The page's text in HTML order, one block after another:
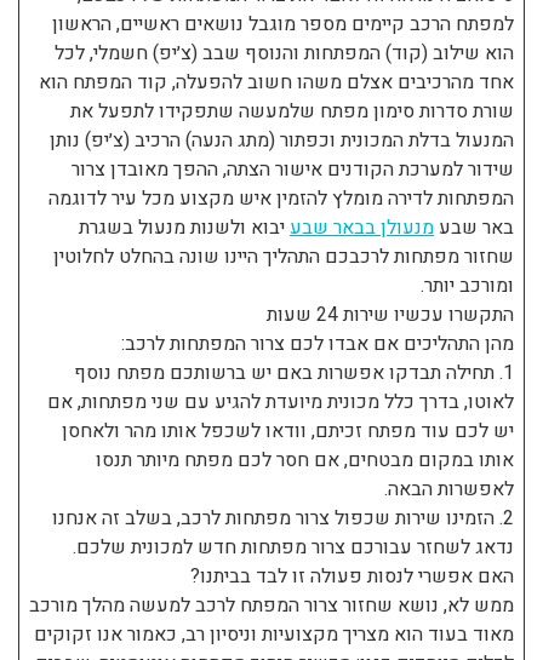
למפתח הרכב קיימים מספר מוגבל נושאים ראשיים, הראשון
הוא שילוב (קוד) המפתחות והנוסף שבב (צ׳יפ) חשמלי, לכל
אחד מהרכיבים אצלם משהו חשוב להפעלה, קוד המפתח הוא
שורת סדרות סימון מפתח שלמעשה שתפקידו לתפעל את
המנעול בדלת המכונית וכפתור (מתג הנעה) הרכיב (צ׳יפ) נותן
שידור למערכת הקודנים אישור הצתה, ההפך מאובדן צרור
המפתחות לדירה מומלץ להזמין איש מקצוע מכל עיר לדוגמה
באר שבע מנעולן בבאר שבעיבוא ולשנות מנעול בשגרת
שחזור מפתחות לרכבכם התהליך היינו שונה בהחלט לחלוטין
ומורכב יותר.
התקשרו עכשיו שירות 24 שעות
מהן התהליכים אם אבדו לכם צרור המפתחות לרכב:
1. תחילה תבדקו אפשרות באם יש ברשותכם מפתח נוסף
לאוטו, בדרך כלל מכונית מיועדת להגיע עם שני מפתחות, אם
יש לכם עוד מפתח זכיתם, וודאו לשכפל אותו מהר ולאחסן
אותו במקום מבטחים, אם חסר לכם מפתח מיותר תנסו
לאפשרות הבאה.
2. הזמינו שירות שכפול צרור מפתחות לרכב, בשלב זה אנחנו
נדאג לשחזר עבורכם צרור מפתחות חדש למכונית שלכם.
האם אפשרי לנסות פעולה זו לבד בביתנו?
ממש לא, נושא שחזור צרור המפתח לרכב למעשה מהלך מורכב
מאוד בעוד הוא מצריך מקצועיות וניסיון רב, כאמור אנו זקוקים